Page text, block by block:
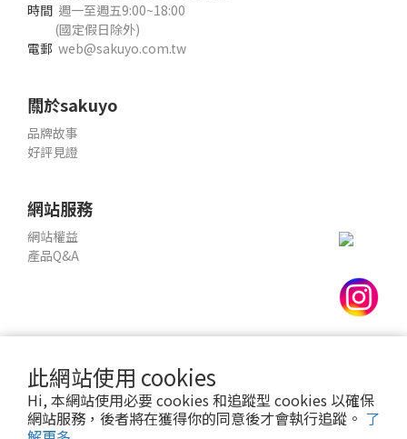
此網站使用 cookies
Hi, 本網站使用必要 cookies 和追蹤型 cookies 以確保
網站服務，後者將在獲得你的同意後才會執行追蹤。 了
時間 週一至週五9:00~18:00
(國定假日除外)
電郵 web@sakuyo.com.tw
關於sakuyo
品牌故事
好評見證
網站服務
網站權益
產品Q&A
神腦國際企業股份有限公司 統編：12228473 條款及細則|隱私
權政策